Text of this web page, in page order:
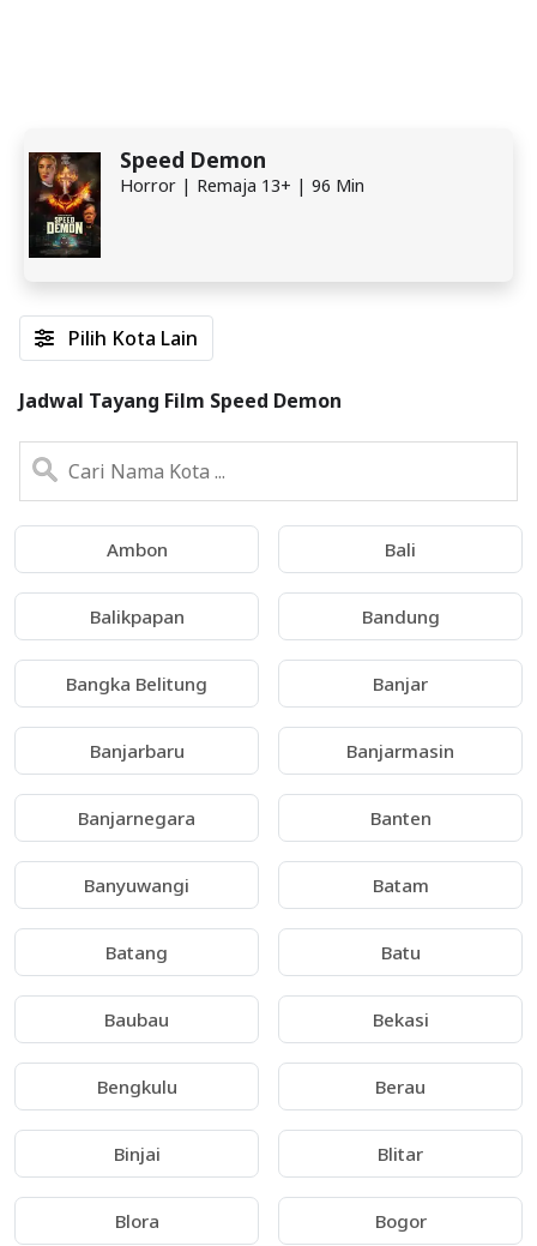
Speed Demon
Horror | Remaja 13+ | 96 Min
Pilih Kota Lain
Jadwal Tayang Film Speed Demon
Ambon Bali
Balikpapan Bandung
Bangka Belitung Banjar
Banjarbaru Banjarmasin
Banjarnegara Banten
Banyuwangi Batam
Batang Batu
Baubau Bekasi
Bengkulu Berau
Binjai Blitar
Blora Bogor